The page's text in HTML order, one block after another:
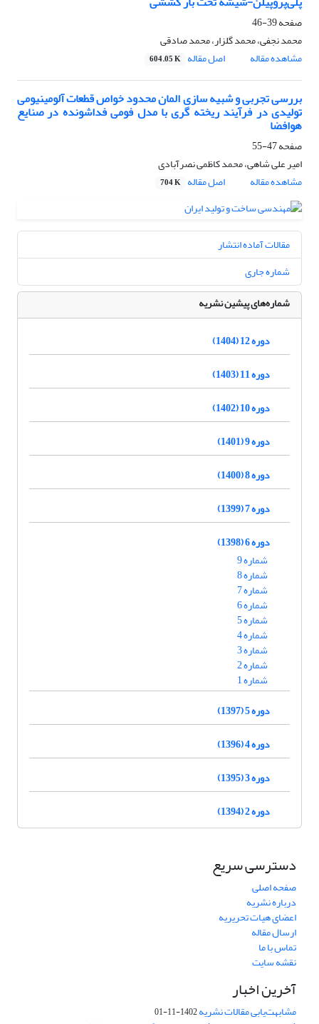
صفحه39-46
محمد نجفی، محمد گلزار، محمد صادقی
مشاهده مقاله
اصل مقاله 604.05 K
بررسی تجربی و شبیه سازی المان محدود خواص قطعات آلومینیومی
تولیدی در فرآیند ریخته گری با مدل فومی فداشونده در صنایع
هوافضا
صفحه47-55
امیر علی شاهی، محمد کاظمی نصرآبادی
مشاهده مقاله
اصل مقاله 704 K
مقالات آماده انتشار
شماره جاری
شماره‌های پیشین نشریه
دوره 12 (1404)
دوره 11 (1403)
دوره 10 (1402)
دوره 9 (1401)
دوره 8 (1400)
دوره 7 (1399)
دوره 6 (1398)
شماره 9
شماره 8
شماره 7
شماره 6
شماره 5
شماره 4
شماره 3
شماره 2
شماره 1
دوره 5 (1397)
دوره 4 (1396)
دوره 3 (1395)
دوره 2 (1394)
دسترسی سریع
صفحه اصلی
درباره نشریه
اعضای هیات تحریریه
ارسال مقاله
تماس با ما
نقشه سایت
آخرین اخبار
مشابهت‌یابی مقالات نشریه1402-11-01